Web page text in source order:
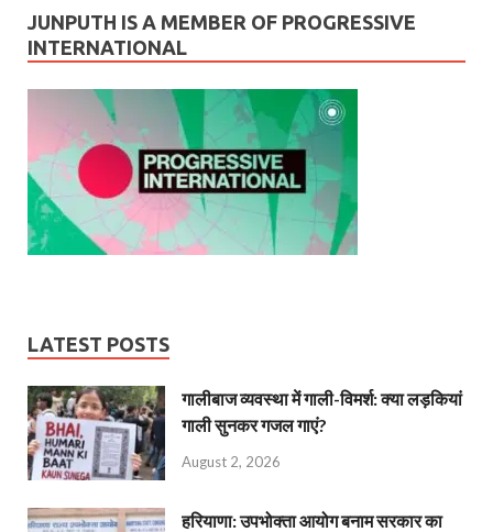
JUNPUTH IS A MEMBER OF PROGRESSIVE
INTERNATIONAL
LATEST POSTS
गालीबाज व्‍यवस्‍था में गाली-विमर्श: क्या लड़कियां
गाली सुनकर गजल गाएं?
August 2, 2026
हरियाणा: उपभोक्ता आयोग बनाम सरकार का